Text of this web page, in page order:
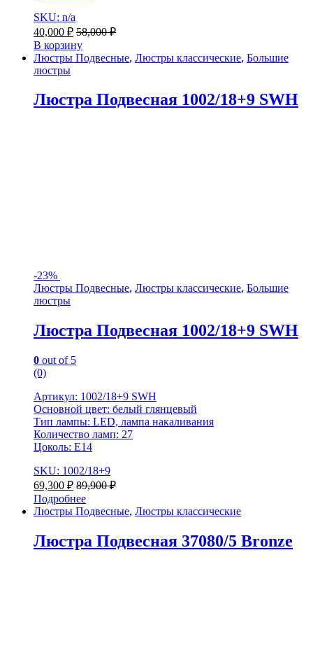
SKU: n/a
40,000 ₽ 58,000₽
В корзину
Люстры Подвесные, Люстры классические, Большие
люстры
Люстра Подвесная 1002/18+9 SWH
-23%
Люстры Подвесные, Люстры классические, Большие
люстры
Люстра Подвесная 1002/18+9 SWH
0 out of 5
(0)
Артикул: 1002/18+9 SWH
Основной цвет: белый глянцевый
Тип лампы: LED, лампа накаливания
Количество ламп: 27
Цоколь: Е14
SKU: 1002/18+9
69,300 ₽ 89,900₽
Подробнее
Люстры Подвесные, Люстры классические
Люстра Подвесная 37080/5 Bronze